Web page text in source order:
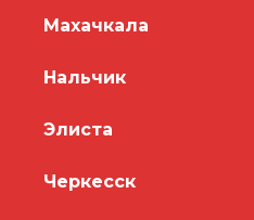
Махачкала
Нальчик
Элиста
Черкесск